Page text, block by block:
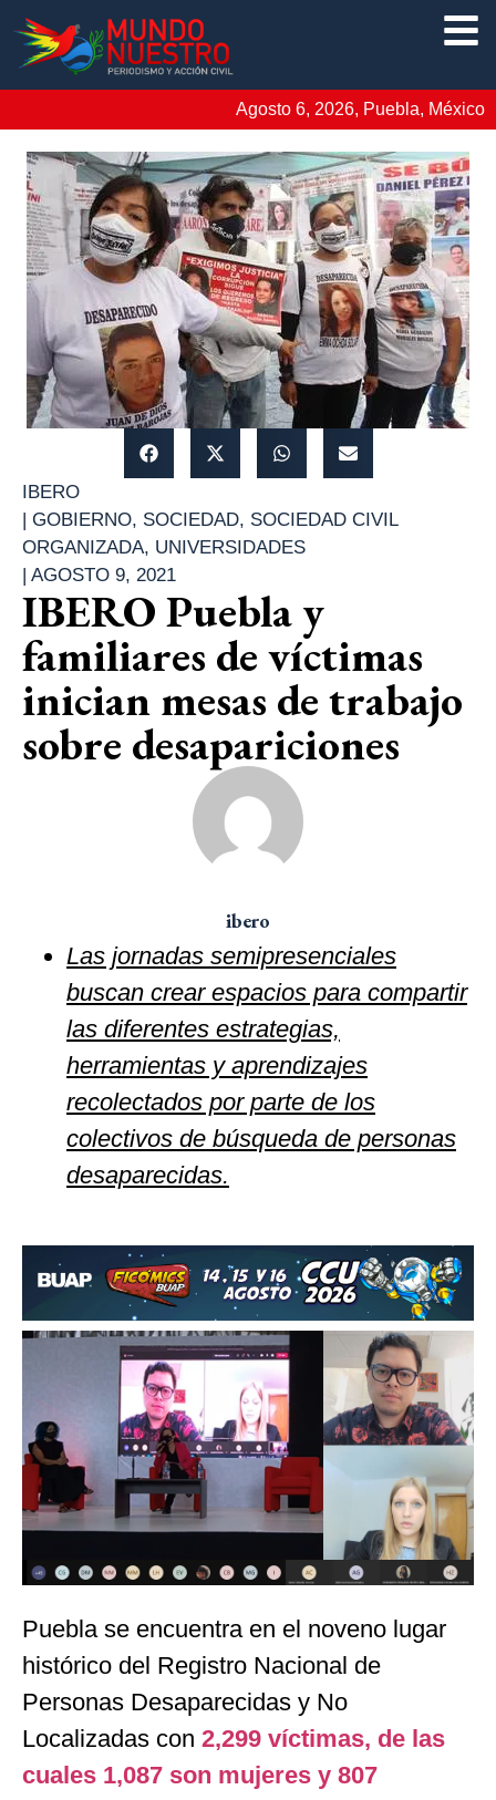
Agosto 6, 2026, Puebla, México
IBERO
| GOBIERNO, SOCIEDAD, SOCIEDAD CIVIL
ORGANIZADA, UNIVERSIDADES
| AGOSTO 9, 2021
IBERO Puebla y
familiares de víctimas
inician mesas de trabajo
sobre desapariciones
ibero
Las jornadas semipresenciales
buscan crear espacios para compartir
las diferentes estrategias,
herramientas y aprendizajes
recolectados por parte de los
colectivos de búsqueda de personas
desaparecidas.
Puebla se encuentra en el noveno lugar
histórico del Registro Nacional de
Personas Desaparecidas y No
Localizadas con 2,299 víctimas, de las
cuales 1,087 son mujeres y 807